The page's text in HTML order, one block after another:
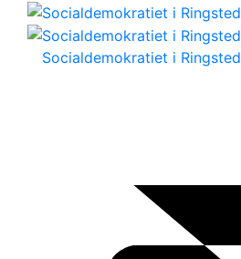
Socialdemokratiet i Ringsted